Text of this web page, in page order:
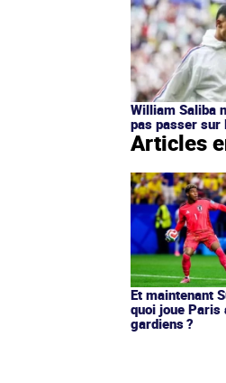
William Saliba
pas passer sur
Articles
Et maintenant
quoi joue Paris
gardiens ?